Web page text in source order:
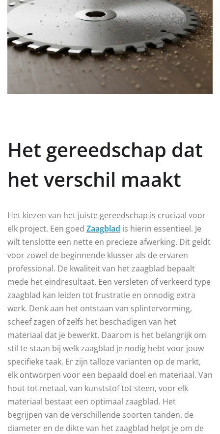
Het gereedschap dat
het verschil maakt
Het kiezen van het juiste gereedschap is cruciaal voor
elk project. Een goed Zaagblad is hierin essentieel. Je
wilt tenslotte een nette en precieze afwerking. Dit geldt
voor zowel de beginnende klusser als de ervaren
professional. De kwaliteit van het zaagblad bepaalt
mede het eindresultaat. Een versleten of verkeerd type
zaagblad kan leiden tot frustratie en onnodig extra
werk. Denk aan het ontstaan van splintervorming,
scheef zagen of zelfs het beschadigen van het
materiaal dat je bewerkt. Daarom is het belangrijk om
stil te staan bij welk zaagblad je nodig hebt voor jouw
specifieke taak. Er zijn talloze varianten op de markt,
elk ontworpen voor een bepaald doel en materiaal. Van
hout tot metaal, van kunststof tot steen, voor elk
materiaal bestaat een optimaal zaagblad. Het
begrijpen van de verschillende soorten tanden, de
diameter en de dikte van het zaagblad helpt je om de